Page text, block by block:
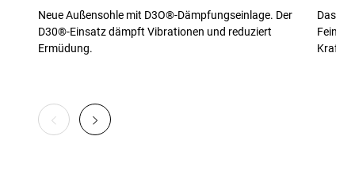
Neue Außensohle mit D3O®-Dämpfungseinlage. Der
D30®-Einsatz dämpft Vibrationen und reduziert
Ermüdung.
Das